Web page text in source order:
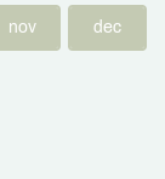
nov dec